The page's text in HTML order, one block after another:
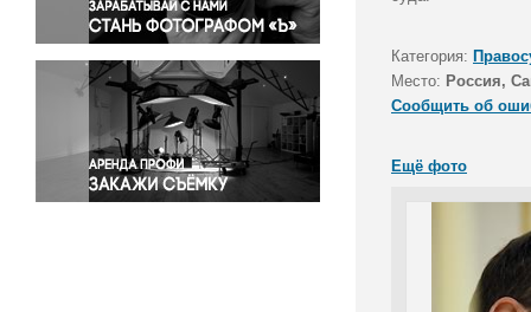
Религия
Светская жизнь
Спорт
Экология
Экономика и бизнес
Категория:
Место: Россия,
Сообщить об
Ещё фото